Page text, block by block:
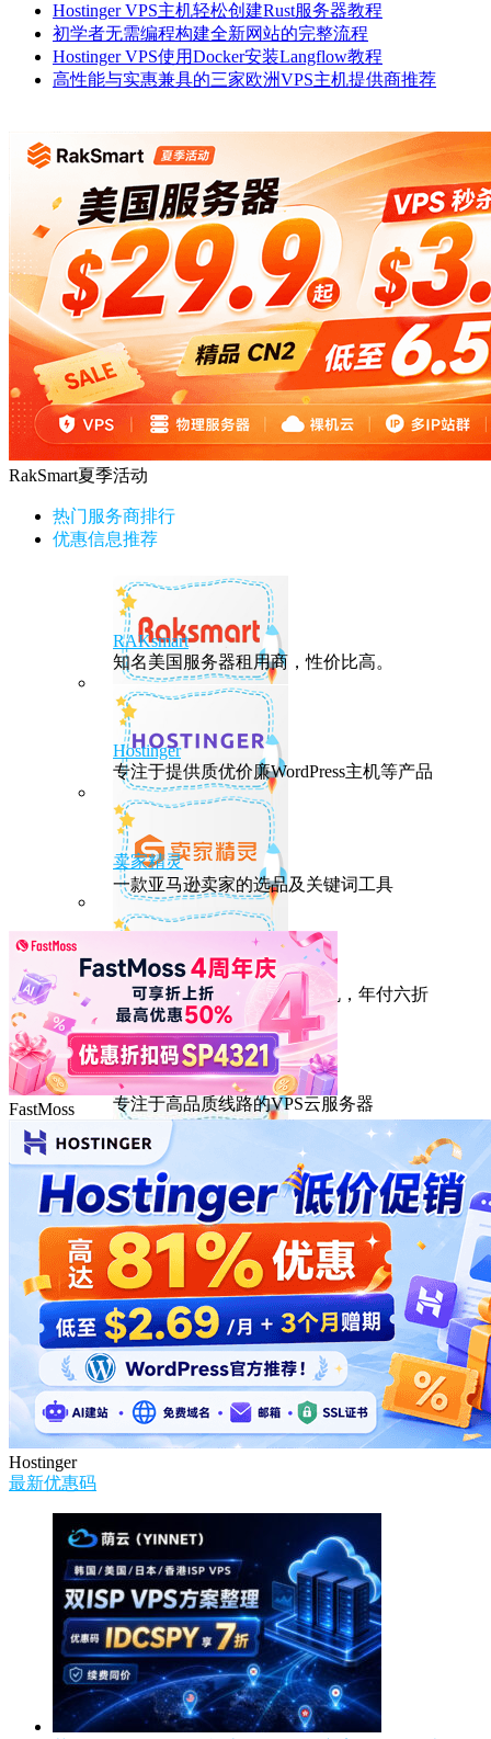
Hostinger VPS主机轻松创建Rust服务器教程
初学者无需编程构建全新网站的完整流程
Hostinger VPS使用Docker安装Langflow教程
高性能与实惠兼具的三家欧洲VPS主机提供商推荐
RakSmart夏季活动
热门服务商排行
优惠信息推荐
RAKsmart
知名美国服务器租用商，性价比高。
Hostinger
专注于提供质优价廉WordPress主机等产品
卖家精灵
一款亚马逊卖家的选品及关键词工具
HostEase
性能出众的高性价比美国主机，年付六折
DMIT
专注于高品质线路的VPS云服务器
FastMoss
Hostinger
最新优惠码